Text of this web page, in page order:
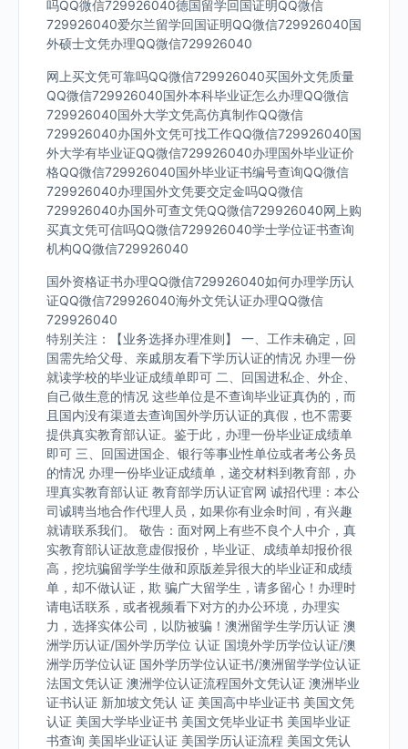
吗QQ微信729926040德国留学回国证明QQ微信
729926040爱尔兰留学回国证明QQ微信729926040国
外硕士文凭办理QQ微信729926040
网上买文凭可靠吗QQ微信729926040买国外文凭质量
QQ微信729926040国外本科毕业证怎么办理QQ微信
729926040国外大学文凭高仿真制作QQ微信
729926040办国外文凭可找工作QQ微信729926040国
外大学有毕业证QQ微信729926040办理国外毕业证价
格QQ微信729926040国外毕业证书编号查询QQ微信
729926040办理国外文凭要交定金吗QQ微信
729926040办国外可查文凭QQ微信729926040网上购
买真文凭可信吗QQ微信729926040学士学位证书查询
机构QQ微信729926040
国外资格证书办理QQ微信729926040如何办理学历认
证QQ微信729926040海外文凭认证办理QQ微信
729926040
特别关注：【业务选择办理准则】 一、工作未确定，回
国需先给父母、亲戚朋友看下学历认证的情况 办理一份
就读学校的毕业证成绩单即可 二、回国进私企、外企、
自己做生意的情况 这些单位是不查询毕业证真伪的，而
且国内没有渠道去查询国外学历认证的真假，也不需要
提供真实教育部认证。鉴于此，办理一份毕业证成绩单
即可 三、回国进国企、银行等事业性单位或者考公务员
的情况 办理一份毕业证成绩单，递交材料到教育部，办
理真实教育部认证 教育部学历认证官网 诚招代理：本公
司诚聘当地合作代理人员，如果你有业余时间，有兴趣
就请联系我们。 敬告：面对网上有些不良个人中介，真
实教育部认证故意虚假报价，毕业证、成绩单却报价很
高，挖坑骗留学学生做和原版差异很大的毕业证和成绩
单，却不做认证，欺 骗广大留学生，请多留心！办理时
请电话联系，或者视频看下对方的办公环境，办理实
力，选择实体公司，以防被骗！澳洲留学生学历认证 澳
洲学历认证/国外学历学位 认证 国境外学历学位认证/澳
洲学历学位认证 国外学历学位认证书/澳洲留学学位认证
法国文凭认证 澳洲学位认证流程国外文凭认证 澳洲毕业
证书认证 新加坡文凭认 证 美国高中毕业证书 美国文凭
认证 美国大学毕业证书 美国文凭毕业证书 美国毕业证
书查询 美国毕业证认证 美国学历认证流程 美国文凭认